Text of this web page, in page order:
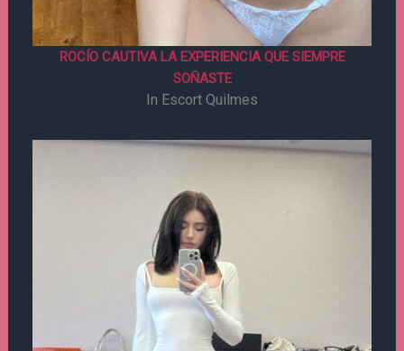
ROCÍO CAUTIVA LA EXPERIENCIA QUE SIEMPRE
SOÑASTE
In Escort Quilmes